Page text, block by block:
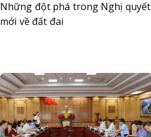
Những đột phá trong Nghị quyết
mới về đất đai